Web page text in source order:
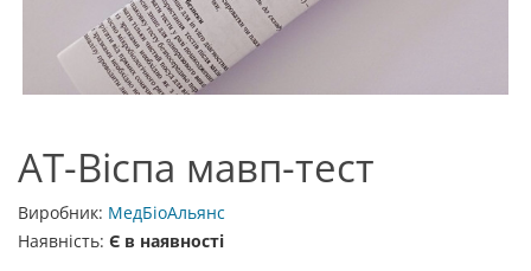
АТ-Віспа мавп-тест
Виробник: МедБіоАльянс
Наявність: Є в наявності